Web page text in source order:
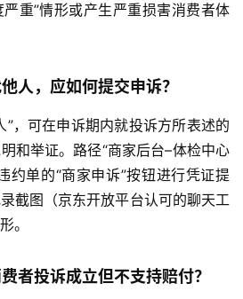
重”情形或产生严重损害消费者体
人，应如何提交申诉？
”，可在申诉期内就投诉方所表述的
和举证。路径“商家后台–体检中心
单的“商家申诉”按钮进行凭证提
截图（京东开放平台认可的聊天工
。
者投诉成立但不支持赔付？